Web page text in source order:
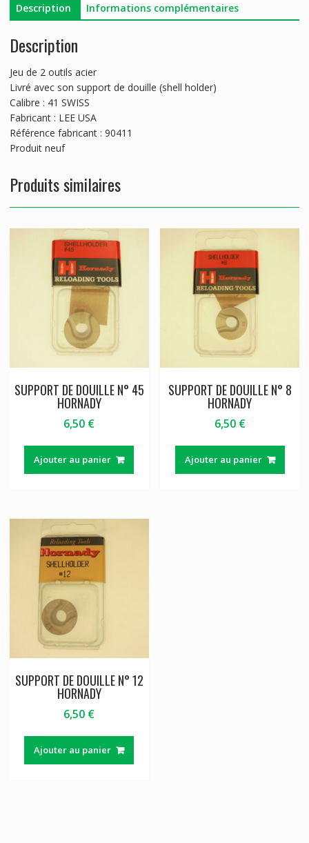
Description Informations complémentaires
Description
Jeu de 2 outils acier
Livré avec son support de douille (shell holder)
Calibre : 41 SWISS
Fabricant : LEE USA
Référence fabricant : 90411
Produit neuf
Produits similaires
SUPPORT DE DOUILLE N° 45
HORNADY
6,50 €
Ajouter au panier
SUPPORT DE DOUILLE N° 8
HORNADY
6,50 €
Ajouter au panier
SUPPORT DE DOUILLE N° 12
HORNADY
6,50 €
Ajouter au panier